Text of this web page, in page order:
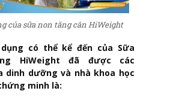
của sữa non tăng cân HiWeight
có thể kể đến của Sữa
HiWeight đã được các
dinh dưỡng và nhà khoa học
minh là: